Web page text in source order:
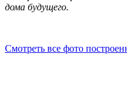
дома будущего.
Смотреть все фото